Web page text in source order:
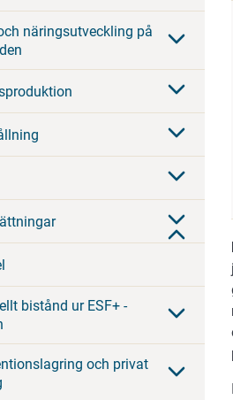
näringsutveckling på
bistånd ur ESF+ -
och privat